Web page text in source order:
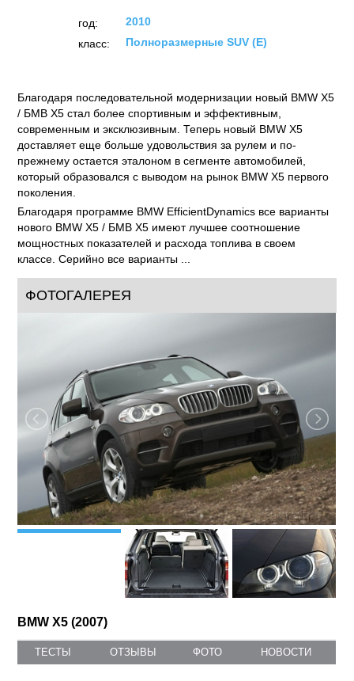
год:
2010
класс:
Полноразмерные SUV (E)
Благодаря последовательной модернизации новый BMW X5
/ БМВ X5 стал более спортивным и эффективным,
современным и эксклюзивным. Теперь новый BMW X5
доставляет еще больше удовольствия за рулем и по-
прежнему остается эталоном в сегменте автомобилей,
который образовался с выводом на рынок BMW Х5 первого
поколения.
Благодаря программе BMW EfficientDynamics все варианты
нового BMW X5 / БМВ X5 имеют лучшее соотношение
мощностных показателей и расхода топлива в своем
классе. Серийно все варианты ...
ФОТОГАЛЕРЕЯ
BMW X5 (2007)
ТЕСТЫ ОТЗЫВЫ ФОТО НОВОСТИ